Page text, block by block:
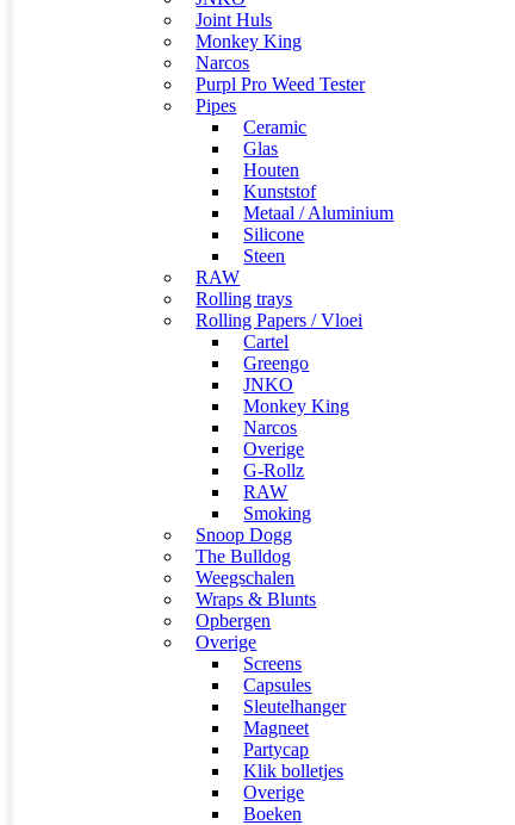
Joint Huls
Monkey King
Narcos
Purpl Pro Weed Tester
Pipes
Ceramic
Glas
Houten
Kunststof
Metaal / Aluminium
Silicone
Steen
RAW
Rolling trays
Rolling Papers / Vloei
Cartel
Greengo
JNKO
Monkey King
Narcos
Overige
G-Rollz
RAW
Smoking
Snoop Dogg
The Bulldog
Weegschalen
Wraps & Blunts
Opbergen
Overige
Screens
Capsules
Sleutelhanger
Magneet
Partycap
Klik bolletjes
Overige
Boeken